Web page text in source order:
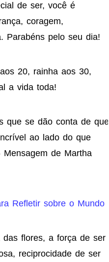
de ser, você é
coragem,
Parabéns pelo seu dia!
20, rainha aos 30,
a vida toda!
que se dão conta de que
ao lado do que
de Martha
Refletir sobre o Mundo
das flores, a força de ser
reciprocidade de ser